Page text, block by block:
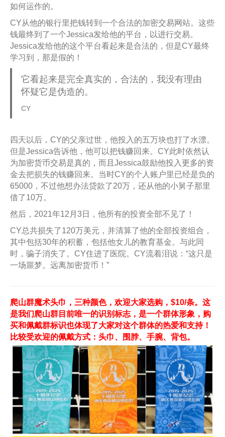
如何运作的。
CY从他的银行里把钱转到一个合法的加密交易网站。这些
钱最终到了一个Jessica发给他的平台，以进行交易。
Jessica发给他的这个平台看起来是合法的，但是CY最终
学习到，那是假的！
它看起来是完全真实的，合法的，我没有理由
怀疑它是伪造的。
CY
四天以后，CY的父亲过世，他投入的五万块也打了水漂。
但是Jessica告诉他，他可以把钱赚回来。CY此时依然认
为加密货币交易是真的，而且Jessica鼓励他投入更多的资
金去把损失的钱赚回来。当时CY的个人账户里已经是负的
65000，不过他想办法贷款了20万，还从他的小舅子那里
借了10万。
然后，2021年12月3日，他所有的投资全部不见了！
CY总共损失了120万美元，并清算了他的全部投资组合，
其中包括30年的积蓄，包括他女儿的教育基金。与此同
时，骗子消失了。CY住进了医院。CY流着泪说：“这只是
一场噩梦。远离加密货币！”
爬山群魔术头巾，三种颜色，欢迎大家选购，$10/条。这
是我们爬山群目前唯一的识别标志，是一个群体形象，购
买和佩戴群标识也体现了大家对这个群体的热爱和支持！
比较受欢迎的佩戴方式：头巾、围脖、手腕、背包。